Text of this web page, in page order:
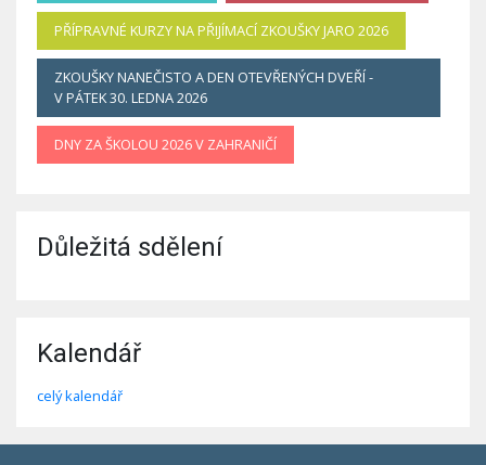
PŘÍPRAVNÉ KURZY NA PŘIJÍMACÍ ZKOUŠKY JARO 2026
ZKOUŠKY NANEČISTO A DEN OTEVŘENÝCH DVEŘÍ -
V PÁTEK 30. LEDNA 2026
DNY ZA ŠKOLOU 2026 V ZAHRANIČÍ
Důležitá sdělení
Kalendář
celý kalendář